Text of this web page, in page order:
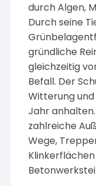
durch Algen,
Durch seine
gründliche
gleichzeitig
Befall. Der
Witterung
Jahr
zahlreiche
Wege,